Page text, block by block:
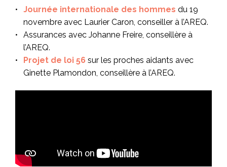
Journée internationale des hommes du 19
novembre avec Laurier Caron, conseiller à l’AREQ.
Assurances avec Johanne Freire, conseillère à
l’AREQ.
Projet de loi 56 sur les proches aidants avec
Ginette Plamondon, conseillère à l’AREQ.